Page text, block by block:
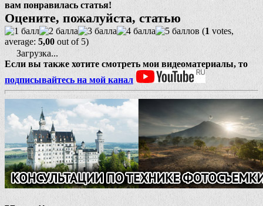
вам понравилась статья!
Оцените, пожалуйста, статью
(1 votes,
average: 5,00 out of 5)
Загрузка...
Если вы также хотите смотреть мои видеоматериалы, то
подписывайтесь на мой канал